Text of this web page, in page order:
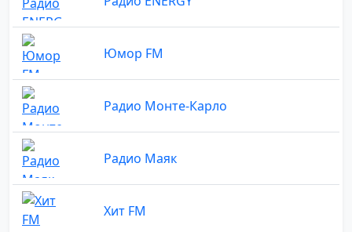
Юмор FM
Радио Монте-Карло
Радио Маяк
Хит FM